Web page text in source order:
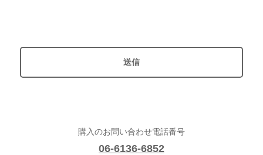
購入のお問い合わせ電話番号
06-6136-6852